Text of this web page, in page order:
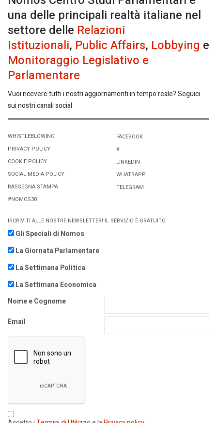
una delle principali realtà italiane nel
settore delle Relazioni
Istituzionali, Public Affairs, Lobbying e
Monitoraggio Legislativo e
Parlamentare
Vuoi ricevere tutti i nostri aggiornamenti in tempo reale? Seguici
sui nostri canali social
WHISTLEBLOWING
PRIVACY POLICY
COOKIE POLICY
SOCIAL MEDIA POLICY
RASSEGNA STAMPA
#NOMOS30
FACEBOOK
X
LINKEDIN
WHATSAPP
TELEGRAM
ISCRIVITI ALLE NOSTRE NEWSLETTER! IL SERVIZIO È GRATUITO
Gli Speciali di Nomos
La Giornata Parlamentare
La Settimana Politica
La Settimana Economica
Nome e Cognome
Email